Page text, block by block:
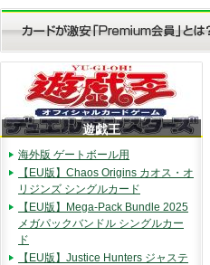
遊戯王
海外版 ゲートボール用
【EU版】Chaos Origins カオス・オ
リジンズ シングルカード
【EU版】Mega-Pack Bundle 2025
メガパックバンドル シングルカー
ド
【EU版】Justice Hunters ジャステ